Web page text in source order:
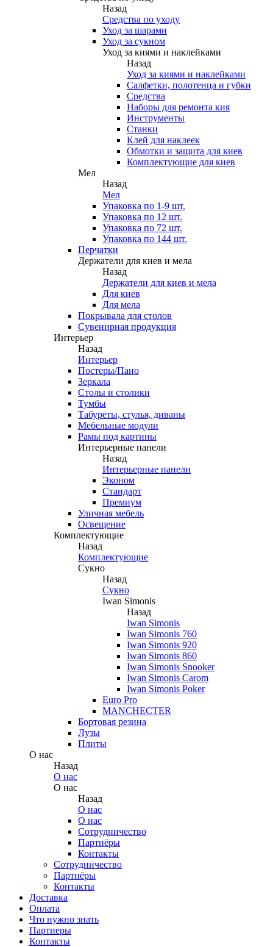
Назад
Средства по уходу
Уход за шарами
Уход за сукном
Уход за киями и наклейками
Назад
Уход за киями и наклейками
Салфетки, полотенца и губки
Средства
Наборы для ремонта кия
Инструменты
Станки
Клей для наклеек
Обмотки и защита для киев
Комплектующие для киев
Мел
Назад
Мел
Упаковка по 1-9 шт.
Упаковка по 12 шт.
Упаковка по 72 шт.
Упаковка по 144 шт.
Перчатки
Держатели для киев и мела
Назад
Держатели для киев и мела
Для киев
Для мела
Покрывала для столов
Сувенирная продукция
Интерьер
Назад
Интерьер
Постеры/Пано
Зеркала
Столы и столики
Тумбы
Табуреты, стулья, диваны
Мебельные модули
Рамы под картины
Интерьерные панели
Назад
Интерьерные панели
Эконом
Стандарт
Премиум
Уличная мебель
Освещение
Комплектующие
Назад
Комплектующие
Сукно
Назад
Сукно
Iwan Simonis
Назад
Iwan Simonis
Iwan Simonis 760
Iwan Simonis 920
Iwan Simonis 860
Iwan Simonis Snooker
Iwan Simonis Carom
Iwan Simonis Poker
Euro Pro
MANCHECTER
Бортовая резина
Лузы
Плиты
О нас
Назад
О нас
О нас
Назад
О нас
О нас
Сотрудничество
Партнёры
Контакты
Сотрудничество
Партнёры
Контакты
Доставка
Оплата
Что нужно знать
Партнеры
Контакты